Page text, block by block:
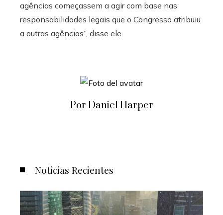
agências começassem a agir com base nas
responsabilidades legais que o Congresso atribuiu
a outras agências”, disse ele.
Por Daniel Harper
Noticias Recientes